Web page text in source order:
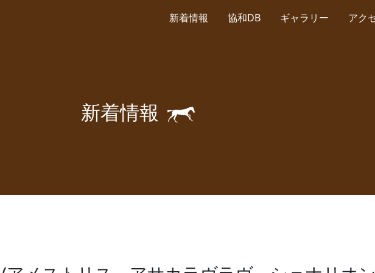
新着情報 協和DB ギャラリー アク
新着情報 🐎